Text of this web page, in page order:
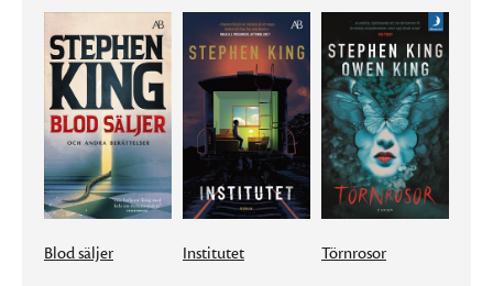
Blod säljer Institutet Törnrosor